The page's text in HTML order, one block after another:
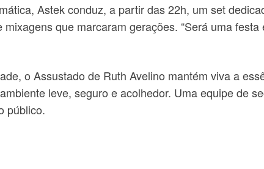
Astek conduz, a partir das 22h, um set
que marcaram gerações. “Será uma
o Assustado de Ruth Avelino mantém viva a
leve, seguro e acolhedor. Uma equipe de
público.